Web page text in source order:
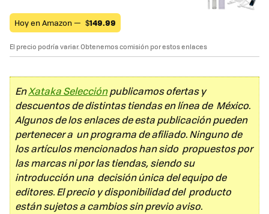
Hoy en Amazon — $149.99
El precio podría variar. Obtenemos comisión por estos enlaces
EnXataka Selecciónpublicamos ofertas y
descuentos de distintas tiendas en línea de México.
Algunos de los enlaces de esta publicación pueden
pertenecer a un programa de afiliado. Ninguno de
los artículos mencionados han sido propuestos por
las marcas ni por las tiendas, siendo su
introducción una decisión única del equipo de
editores. El precio y disponibilidad del producto
están sujetos a cambios sin previo aviso.